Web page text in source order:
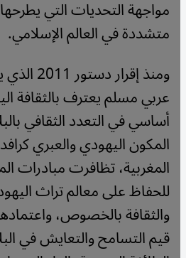
مواجهة التحديات التي
متشددة في العالم الإسلامي.
ومنذ
عربي مسلم يعترف بالثقافة
أساسي في التعدد الثقافي
المكون اليهودي والعبري
المغربية، تظافرت
للحفاظ على معالم تراث
والثقافة بالخصوص،
قيم التسامح والتعايش في